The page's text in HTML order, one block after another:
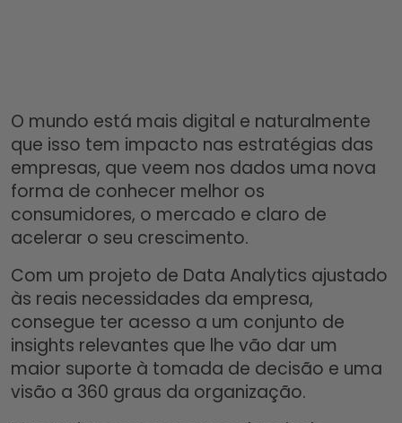
O mundo está mais digital e naturalmente
que isso tem impacto nas estratégias das
empresas, que veem nos dados uma nova
forma de conhecer melhor os
consumidores, o mercado e claro de
acelerar o seu crescimento.
Com um projeto de Data Analytics ajustado
às reais necessidades da empresa,
consegue ter acesso a um conjunto de
insights relevantes que lhe vão dar um
maior suporte à tomada de decisão e uma
visão a 360 graus da organização.